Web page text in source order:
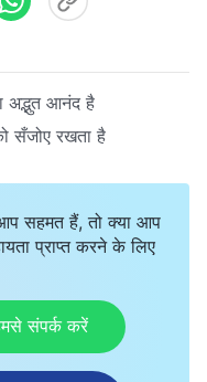
अद्भुत आनंद है
सँजोए रखता है
सहमत हैं, तो क्या आप
प्राप्त करने के लिए
संपर्क करें